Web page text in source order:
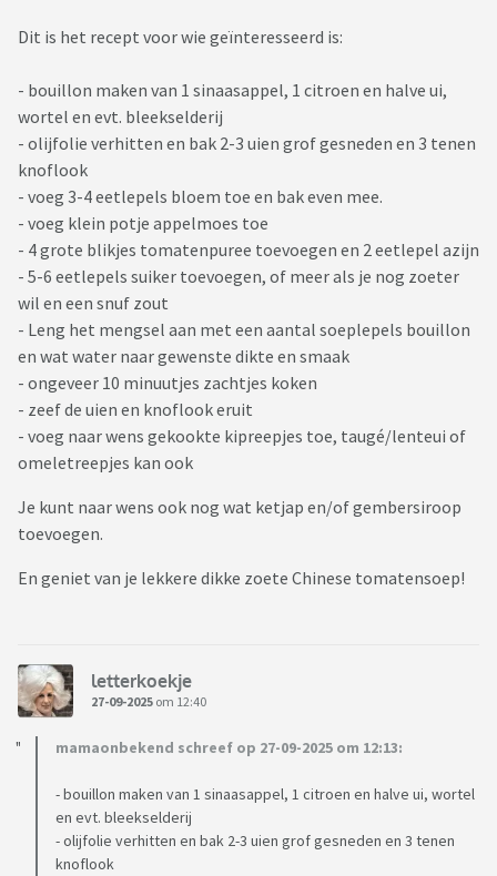
Dit is het recept voor wie geïnteresseerd is:
- bouillon maken van 1 sinaasappel, 1 citroen en halve ui,
wortel en evt. bleekselderij
- olijfolie verhitten en bak 2-3 uien grof gesneden en 3 tenen
knoflook
- voeg 3-4 eetlepels bloem toe en bak even mee.
- voeg klein potje appelmoes toe
- 4 grote blikjes tomatenpuree toevoegen en 2 eetlepel azijn
- 5-6 eetlepels suiker toevoegen, of meer als je nog zoeter
wil en een snuf zout
- Leng het mengsel aan met een aantal soeplepels bouillon
en wat water naar gewenste dikte en smaak
- ongeveer 10 minuutjes zachtjes koken
- zeef de uien en knoflook eruit
- voeg naar wens gekookte kipreepjes toe, taugé/lenteui of
omeletreepjes kan ook
Je kunt naar wens ook nog wat ketjap en/of gembersiroop
toevoegen.
En geniet van je lekkere dikke zoete Chinese tomatensoep!
letterkoekje
27-09-2025 om 12:40
mamaonbekend schreef op 27-09-2025 om 12:13:
- bouillon maken van 1 sinaasappel, 1 citroen en halve ui, wortel
en evt. bleekselderij
- olijfolie verhitten en bak 2-3 uien grof gesneden en 3 tenen
knoflook